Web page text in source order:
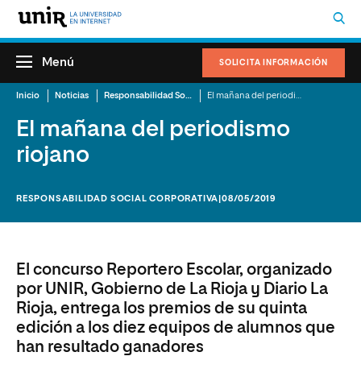
SOLICITA INFORMACIÓN
Menú
Inicio Noticias Responsabilidad Social Corporativa
El mañana del periodismo
riojano
RESPONSABILIDAD SOCIAL CORPORATIVA |08/05/2019
El concurso Reportero Escolar, organizado
por UNIR, Gobierno de La Rioja y Diario La
Rioja, entrega los premios de su quinta
edición a los diez equipos de alumnos que
han resultado ganadores